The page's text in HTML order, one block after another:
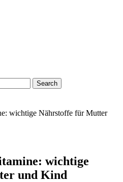
Search
wichtige Nährstoffe für Mutter
wichtige
und Kind